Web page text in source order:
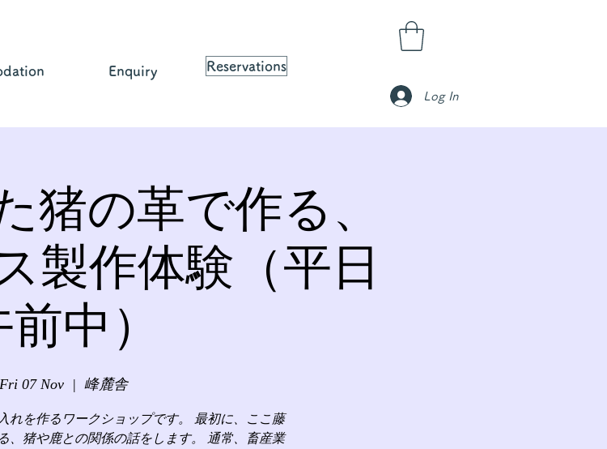
Enquiry Reservations
Log In
猪の革で作る、
製作体験（平日
中）
Fri 07 Nov
  |
峰麓舎
れを作るワークショップです。 最初に、ここ藤
、猪や鹿との関係の話をします。 通常、畜産業